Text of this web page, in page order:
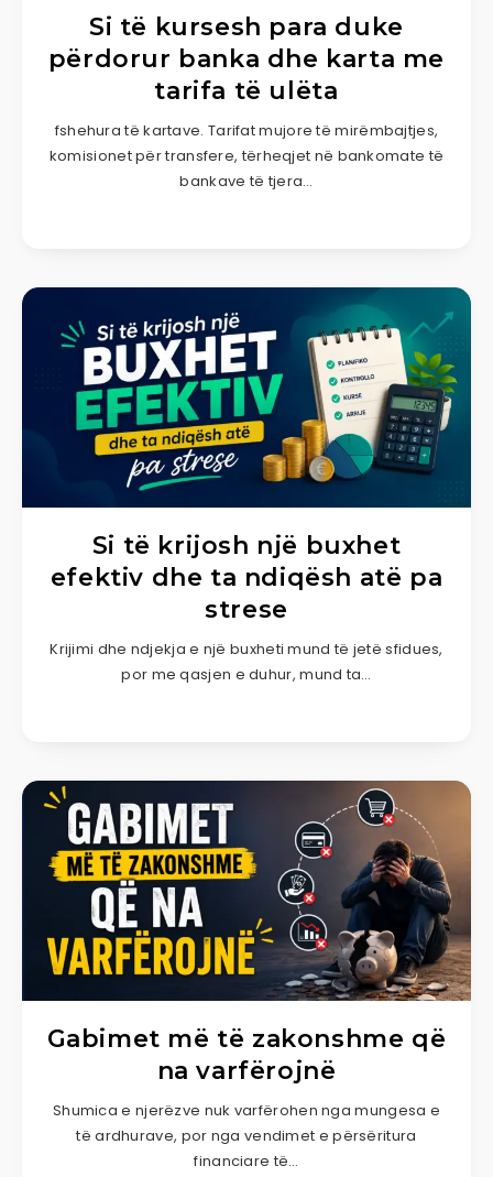
Si të kursesh para duke
përdorur banka dhe karta me
tarifa të ulëta
fshehura të kartave. Tarifat mujore të mirëmbajtjes,
komisionet për transfere, tërheqjet në bankomate të
bankave të tjera…
Si të krijosh një buxhet
efektiv dhe ta ndiqësh atë pa
strese
Krijimi dhe ndjekja e një buxheti mund të jetë sfidues,
por me qasjen e duhur, mund ta…
Gabimet më të zakonshme që
na varfërojnë
Shumica e njerëzve nuk varfërohen nga mungesa e
të ardhurave, por nga vendimet e përsëritura
financiare të…